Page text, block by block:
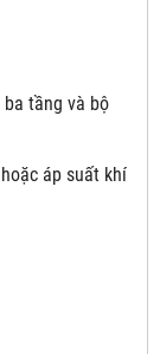
ba tầng và bộ
áp suất khí